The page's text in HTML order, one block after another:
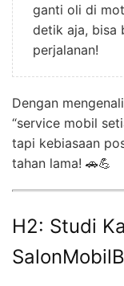
ganti oli di
detik aja, bisa
perjalanan!
Dengan
“service mobil
tapi kebiasaan
tahan lama! 🚗💪
H2: Studi